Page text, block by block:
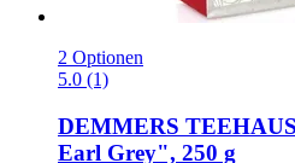
2 Optionen
5.0 (1)
DEMMERS TEEHAUS
Earl Grey", 250 g